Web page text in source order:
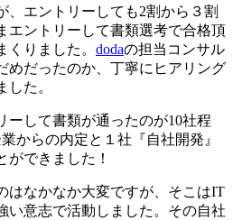
、エントリーしても2割から３割
エントリーして書類選考で合格頂
りました。 dodaの担当コンサル
めだったのか、丁寧にヒアリング
した。
ーして書類が通ったのが10社程
からの内定と １社『自社開発』
ができました！
はなかなか大変ですが、そこはIT
い意志で活動しました。その自社